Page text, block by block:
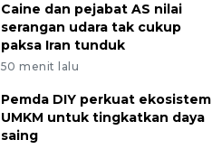
Caine dan pejabat AS nilai
serangan udara tak cukup
paksa Iran tunduk
50 menit lalu
Pemda DIY perkuat ekosistem
UMKM untuk tingkatkan daya
saing